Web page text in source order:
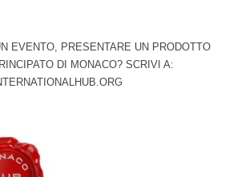
EVENTO, PRESENTARE UN PRODOTTO
DI MONACO? SCRIVI A: